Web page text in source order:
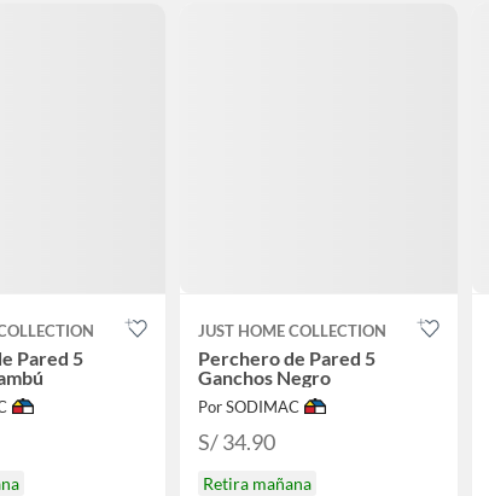
Pared 5
JUST HOME COLLECTION
Perchero de Pared 5
Ganchos Negro
Por SODIMAC
S/ 34.90
Retira mañana